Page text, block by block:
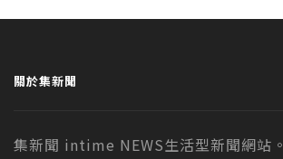
關於集新聞
集新聞 intime NEWS生活型新聞網站。